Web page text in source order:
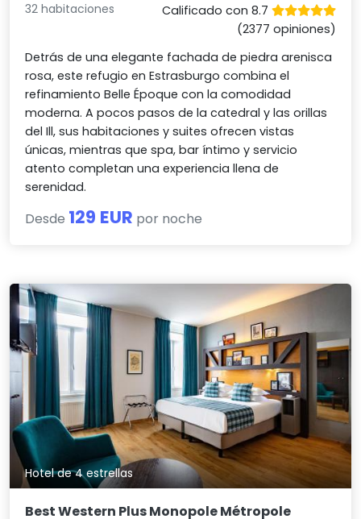
32 habitaciones
Calificado con 8.7
(2377 opiniones)
Detrás de una elegante fachada de piedra arenisca
rosa, este refugio en Estrasburgo combina el
refinamiento Belle Époque con la comodidad
moderna. A pocos pasos de la catedral y las orillas
del Ill, sus habitaciones y suites ofrecen vistas
únicas, mientras que spa, bar íntimo y servicio
atento completan una experiencia llena de
serenidad.
Desde 129 EUR por noche
Hotel de 4 estrellas
Best Western Plus Monopole Métropole